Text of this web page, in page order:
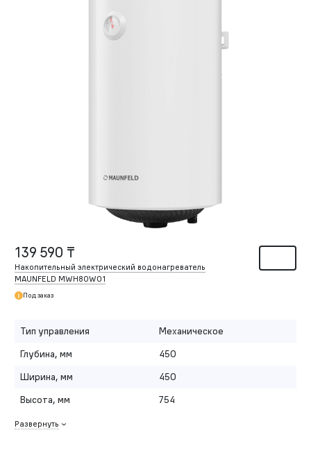
139 590 ₸
Накопительный электрический водонагреватель
MAUNFELD MWH80W01
Под заказ
Тип управления
Механическое
Глубина, мм
450
Ширина, мм
450
Высота, мм
754
Развернуть